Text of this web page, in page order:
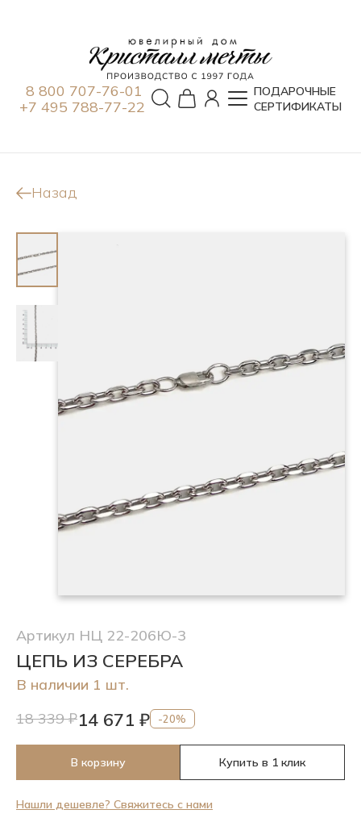
8 800 707-76-01
+7 495 788-77-22
ПОДАРОЧНЫЕ
СЕРТИФИКАТЫ
Назад
Артикул НЦ 22-206Ю-3
ЦЕПЬ ИЗ СЕРЕБРА
В наличии 1 шт.
18 339 ₽14 671 ₽ -20%
В корзину Купить в 1 клик
Нашли дешевле? Свяжитесь с нами